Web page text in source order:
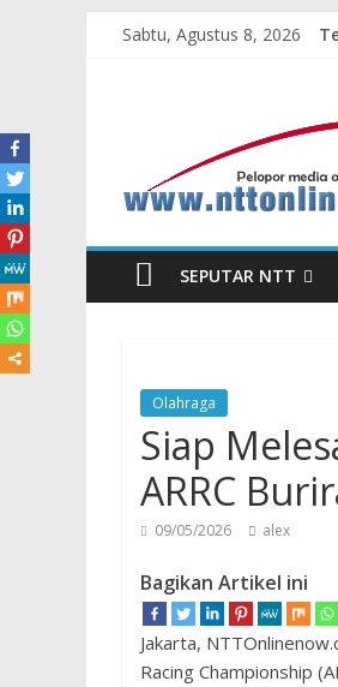
Sabtu, Agustus 8, 2026
SEPUTAR NTT
Olahraga
Siap
ARRC
09/05/2026 alex
Bagikan Artikel ini
Jakarta,
Racing Championship